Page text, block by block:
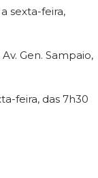
sexta-feira,
Gen. Sampaio,
feira, das 7h30